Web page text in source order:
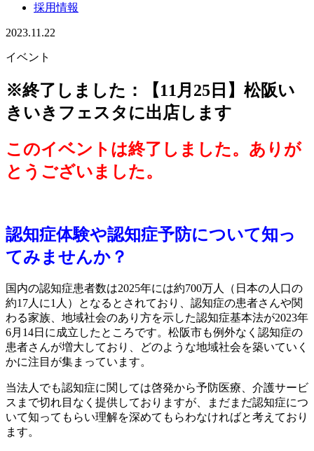
採用情報
2023.11.22
イベント
※終了しました：【11月25日】松阪い
きいきフェスタに出店します
このイベントは終了しました。ありが
とうございました。
認知症体験や認知症予防について知っ
てみませんか？
国内の認知症患者数は2025年には約700万人（日本の人口の
約17人に1人）となるとされており、認知症の患者さんや関
わる家族、地域社会のあり方を示した認知症基本法が2023年
6月14日に成立したところです。松阪市も例外なく認知症の
患者さんが増大しており、どのような地域社会を築いていく
かに注目が集まっています。
当法人でも認知症に関しては啓発から予防医療、介護サービ
スまで切れ目なく提供しておりますが、まだまだ認知症につ
いて知ってもらい理解を深めてもらわなければと考えており
ます。